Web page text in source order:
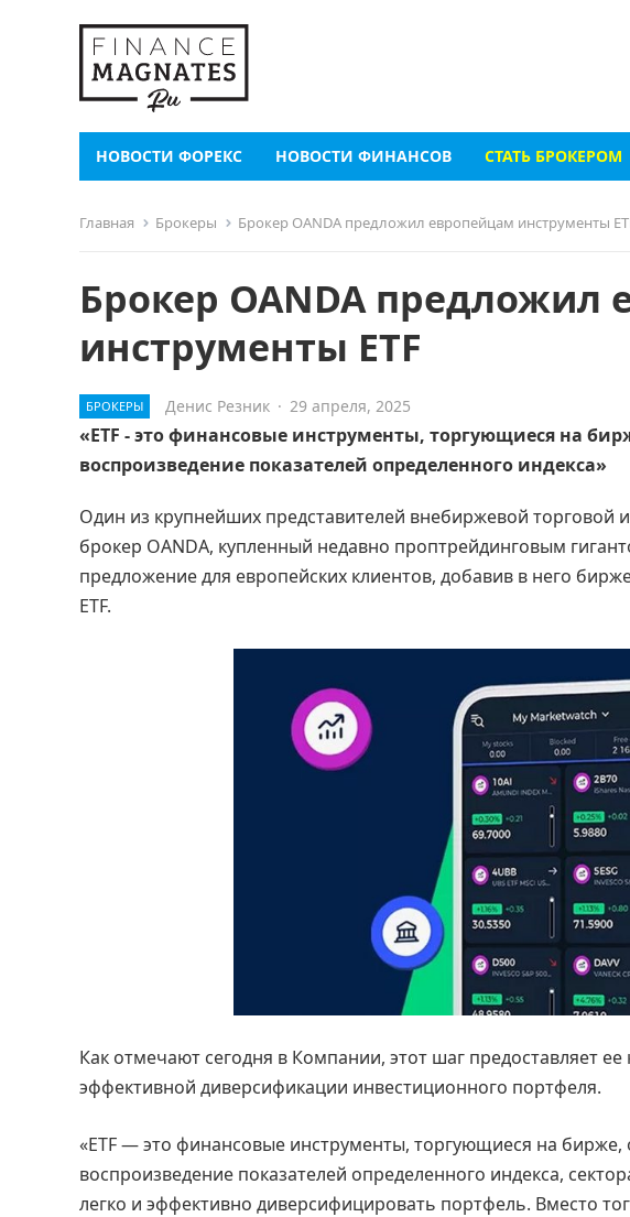
НОВОСТИ ФОРЕКС НОВОСТИ ФИНАНСОВ СТАТЬ БРОКЕРОМ
Главная Брокеры Брокер OANDA предложил европейцам инструменты
Брокер OANDA предложил
инструменты ETF
БРОКЕРЫ Денис Резник · 29 апреля, 2025
«ETF - это финансовые инструменты, торгующиеся на
воспроизведение показателей определенного индекса»
Один из крупнейших представителей внебиржевой торговой
брокер OANDA, купленный недавно проптрейдинговым
предложение для европейских клиентов, добавив в него
ETF.
Как отмечают сегодня в Компании, этот шаг предоставляет
эффективной диверсификации инвестиционного портфеля.
«ETF — это финансовые инструменты, торгующиеся на бирже,
воспроизведение показателей определенного индекса,
легко и эффективно диверсифицировать портфель. Вместо